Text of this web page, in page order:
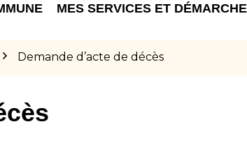
MES SERVICES ET
Demande d’acte de décès